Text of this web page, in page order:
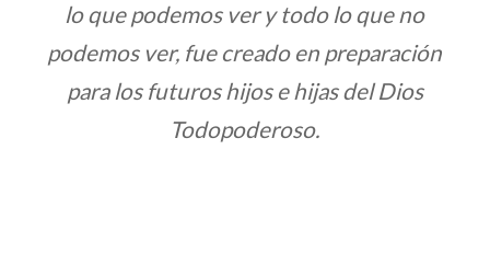
lo que podemos ver y todo lo que no
podemos ver, fue creado en preparación
para los futuros hijos e hijas del Dios
Todopoderoso.